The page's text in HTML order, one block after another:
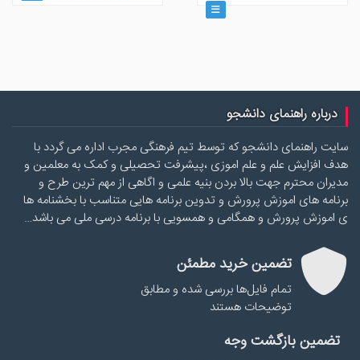
درباره راهنمای دانشجو
سایت راهنمای دانشجو که توسط تیم فرهنگی مجرب اداره می گردد با
هدف افزایش علم و علم اموزی ،پیشرفت تحصیلی و کمک به معلمین و
مدیران محترم جهت بالا بردن بنیه علمی و اگاهی از مهم ترین طرح و
برنامه های اموزش پرورش و تدوین برنامه هایی متناسب با بخشنامه ها
ی اموزش پرورش و همگامی و همسویی با برنامه درسی ملی می باشد…
تضمین خرید مطمئن
تمام فایل‌ها بررسی شده و مطابق
توضیحات هستند
تضمین بازگشت وجه